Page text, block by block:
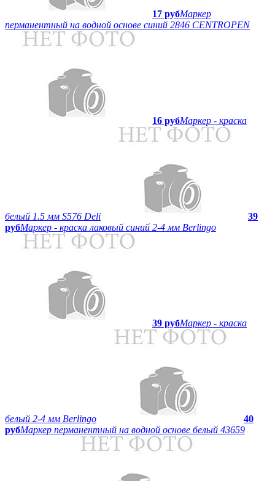
17 рубМаркер
перманентный на водной основе синий 2846 CENTROPEN
16 рубМаркер - краска
белый 1.5 мм S576 Deli
39
рубМаркер - краска лаковый синий 2-4 мм Berlingo
39 рубМаркер - краска
белый 2-4 мм Berlingo
40
рубМаркер перманентный на водной основе белый 43659